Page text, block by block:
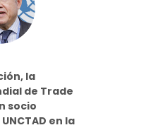
la
de Trade
socio
en la